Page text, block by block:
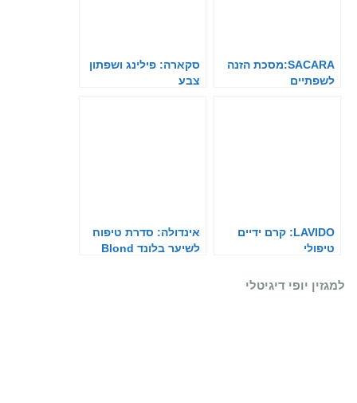
SACARA:מסכת הזנה
לשפתיים
סקארה: פילינג ושפתון
צבע
LAVIDO: קרם ידיים
טיפולי
אינדולה: סדרת טיפוח
לשיער בלונד Blond
למגזין יופי דיגיטלי